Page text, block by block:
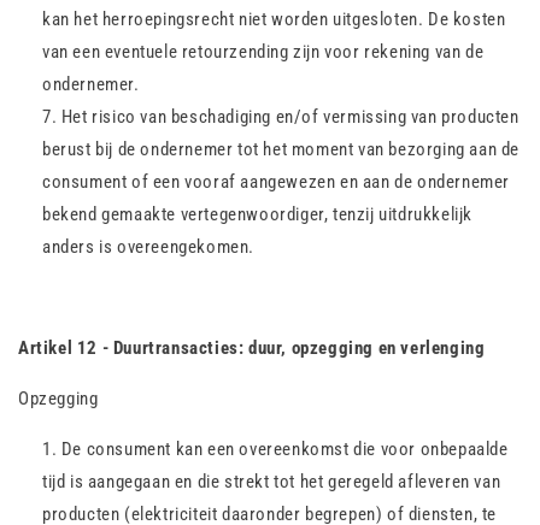
kan het herroepingsrecht niet worden uitgesloten. De kosten
van een eventuele retourzending zijn voor rekening van de
ondernemer.
Het risico van beschadiging en/of vermissing van producten
berust bij de ondernemer tot het moment van bezorging aan de
consument of een vooraf aangewezen en aan de ondernemer
bekend gemaakte vertegenwoordiger, tenzij uitdrukkelijk
anders is overeengekomen.
Artikel 12 - Duurtransacties: duur, opzegging en verlenging
Opzegging
De consument kan een overeenkomst die voor onbepaalde
tijd is aangegaan en die strekt tot het geregeld afleveren van
producten (elektriciteit daaronder begrepen) of diensten, te